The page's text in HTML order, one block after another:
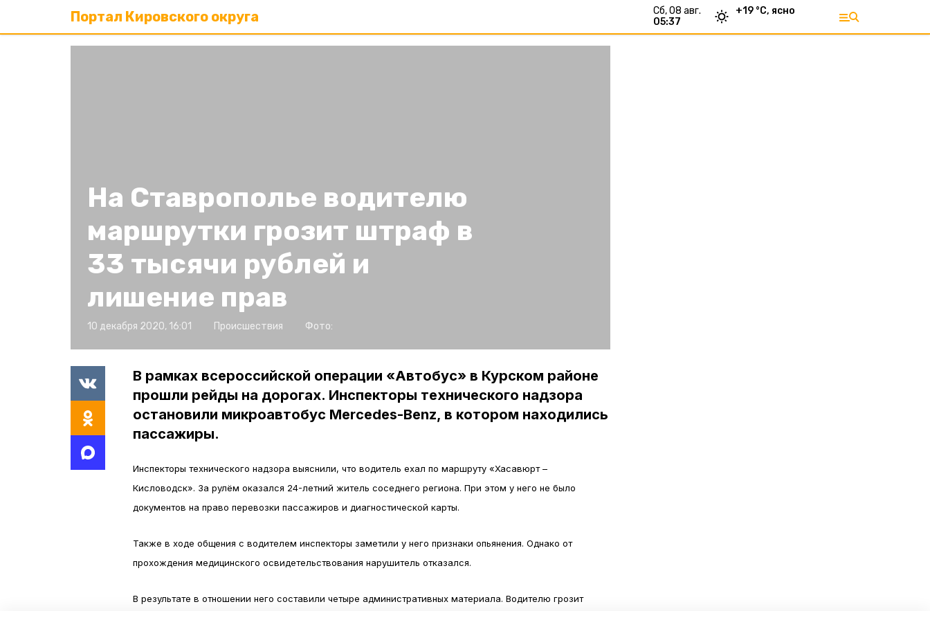
Портал Кировского округа
сб, 08 авг.
05:37
+19 °С, ясно
На Ставрополье водителю
маршрутки грозит штраф в
33 тысячи рублей и
лишение прав
10 декабря 2020, 16:01 Происшествия Фото:
В рамках всероссийской операции «Автобус» в Курском районе
прошли рейды на дорогах. Инспекторы технического надзора
остановили микроавтобус Mercedes-Benz, в котором находились
пассажиры.
Инспекторы технического надзора выяснили, что водитель ехал по маршруту «Хасавюрт –
Кисловодск». За рулём оказался 24-летний житель соседнего региона. При этом у него не было
документов на право перевозки пассажиров и диагностической карты.
Также в ходе общения с водителем инспекторы заметили у него признаки опьянения. Однако от
прохождения медицинского освидетельствования нарушитель отказался.
В результате в отношении него составили четыре административных материала. Водителю грозит